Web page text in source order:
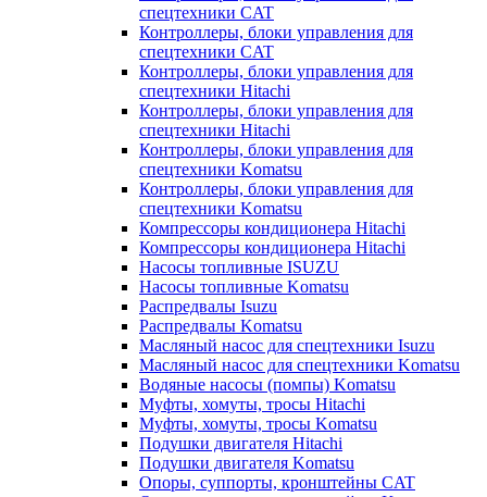
спецтехники CAT
Контроллеры, блоки управления для
спецтехники CAT
Контроллеры, блоки управления для
спецтехники Hitachi
Контроллеры, блоки управления для
спецтехники Hitachi
Контроллеры, блоки управления для
спецтехники Komatsu
Контроллеры, блоки управления для
спецтехники Komatsu
Компрессоры кондиционера Hitachi
Компрессоры кондиционера Hitachi
Насосы топливные ISUZU
Насосы топливные Komatsu
Распредвалы Isuzu
Распредвалы Komatsu
Масляный насос для спецтехники Isuzu
Масляный насос для спецтехники Komatsu
Водяные насосы (помпы) Komatsu
Муфты, хомуты, тросы Hitachi
Муфты, хомуты, тросы Komatsu
Подушки двигателя Hitachi
Подушки двигателя Komatsu
Опоры, суппорты, кронштейны CAT